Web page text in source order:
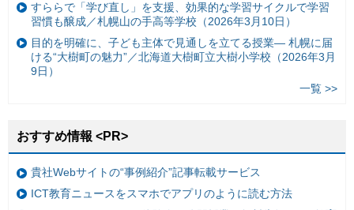
すららで「学び直し」を支援、効果的な学習サイクルで学習
習慣も醸成／札幌山の手高等学校（2026年3月10日）
目的を明確に、子ども主体で見通しを立てる授業— 札幌に届
ける“大樹町の魅力”／北海道大樹町立大樹小学校（2026年3月
9日）
一覧 >>
おすすめ情報 <PR>
貴社Webサイトの“事例紹介”記事転載サービス
ICT教育ニュースをスマホでアプリのように読む方法